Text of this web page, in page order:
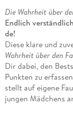
Die Wahrheit über
Endlich
de!
Diese klare und
Wahrheit über den
Dir dabei, den
Punkten zu
stellt auf eigene
jungen Mädchens